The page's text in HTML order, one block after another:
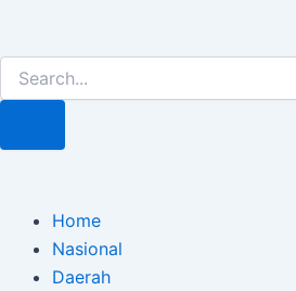
kontenSearch
Home
Nasional
Daerah